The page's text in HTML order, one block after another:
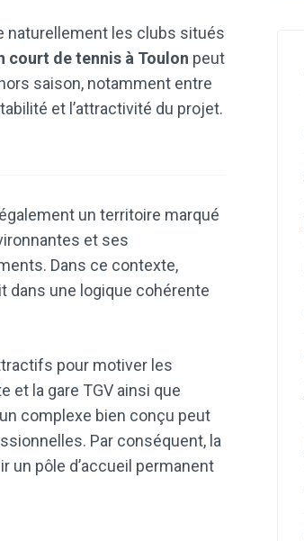
naturellement les clubs situés
court de tennis à Toulon peut
saison, notamment entre
et l’attractivité du projet.
un territoire marqué
et ses
Dans ce contexte,
dans une logique cohérente
pour motiver les
et la gare TGV ainsi que
complexe bien conçu peut
Par conséquent, la
un pôle d’accueil permanent